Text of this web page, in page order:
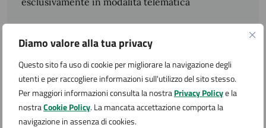
Diamo valore alla tua privacy
Questo sito fa uso di cookie per migliorare la navigazione degli
utenti e per raccogliere informazioni sull'utilizzo del sito stesso.
Per maggiori informazioni consulta la nostraPrivacy Policye la
nostraCookie Policy. La mancata accettazione comporta la
navigazione in assenza di cookies.
Condizioni di servizio
Per conoscere i dettagli di scadenze, requisiti e altre
informazioni importanti, leggi i termini e le condizioni
di servizio.